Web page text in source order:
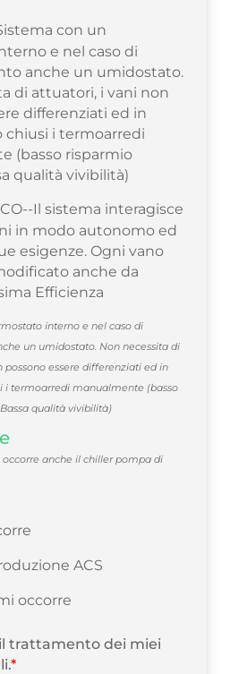
con un
e nel caso di
anche un umidostato.
di attuatori, i vani non
differenziati ed in
chiusi i termoarredi
(basso risparmio
qualità vivibilità)
Il sistema interagisce
in modo autonomo ed
esigenze. Ogni vano
anche da
Efficienza
interno e nel caso di
un umidostato. Non necessita di
possono essere differenziati ed in
i termoarredi manualmente (basso
qualità vivibilità)
anche il chiller pompa di
ACS
occorre
trattamento dei miei
*